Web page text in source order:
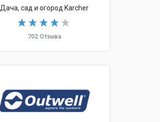
Дача, сад и огород Karcher
702 Отзыва